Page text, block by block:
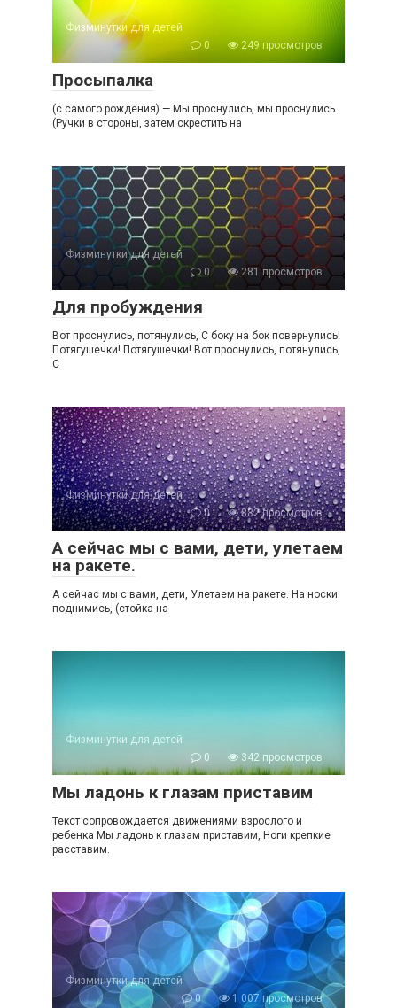
Физминутки для детей
0
249 просмотров
Просыпалка
(с самого рождения) — Мы проснулись, мы проснулись.
(Ручки в стороны, затем скрестить на
Физминутки для детей
0
281 просмотров
Для пробуждения
Вот проснулись, потянулись, С боку на бок повернулись!
Потягушечки! Потягушечки! Вот проснулись, потянулись,
С
Физминутки для детей
0
882 просмотров
А сейчас мы с вами, дети, улетаем
на ракете.
А сейчас мы с вами, дети, Улетаем на ракете. На носки
поднимись, (стойка на
Физминутки для детей
0
342 просмотров
Мы ладонь к глазам приставим
Текст сопровождается движениями взрослого и
ребенка Мы ладонь к глазам приставим, Ноги крепкие
расставим.
Физминутки для детей
0
1 007 просмотров